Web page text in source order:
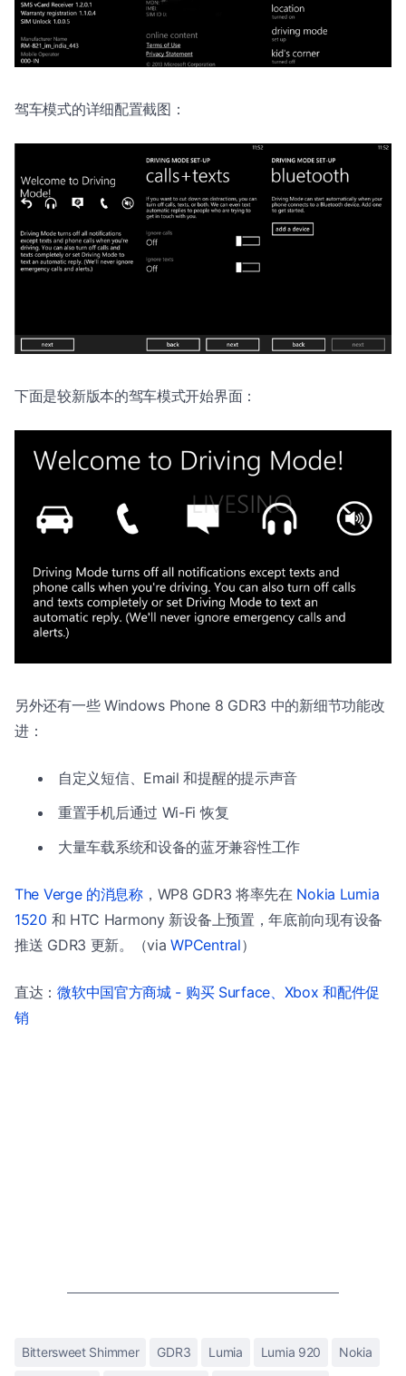
驾车模式的详细配置截图：
下面是较新版本的驾车模式开始界面：
另外还有一些 Windows Phone 8 GDR3 中的新细节功能改
进：
自定义短信、Email 和提醒的提示声音
重置手机后通过 Wi-Fi 恢复
大量车载系统和设备的蓝牙兼容性工作
The Verge 的消息称，WP8 GDR3 将率先在 Nokia Lumia
1520 和 HTC Harmony 新设备上预置，年底前向现有设备
推送 GDR3 更新。（viaWPCentral）
直达：微软中国官方商城 - 购买 Surface、Xbox 和配件促
销
Bittersweet Shimmer GDR3 Lumia Lumia 920 Nokia